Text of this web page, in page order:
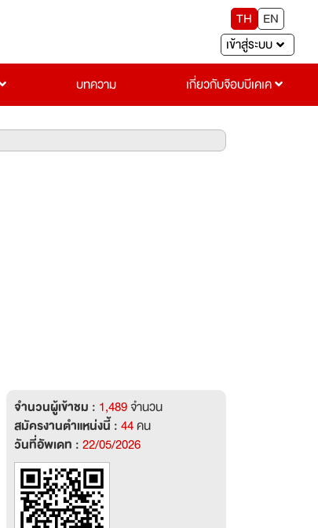
TH
EN
เข้าสู่ระบบ
บทความ เกี่ยวกับจ๊อบบีเคเค
จำนวนผู้เข้าชม : 1,489จำนวน
สมัครงานตำแหน่งนี้ :44คน
วันที่อัพเดท :22/05/2026